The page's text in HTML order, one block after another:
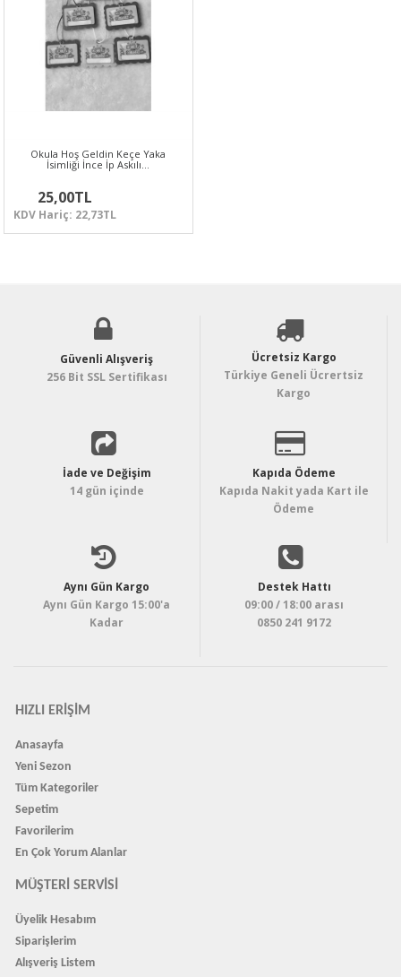
Okula Hoş Geldin Keçe Yaka
İsimliği İnce İp Askılı…
25,00TL
KDV Hariç: 22,73TL
Güvenli Alışveriş
256 Bit SSL Sertifikası
Ücretsiz Kargo
Türkiye Geneli Ücrertsiz
Kargo
İade ve Değişim
14 gün içinde
Kapıda Ödeme
Kapıda Nakit yada Kart ile
Ödeme
Aynı Gün Kargo
Aynı Gün Kargo 15:00'a
Kadar
Destek Hattı
09:00 / 18:00 arası
0850 241 9172
HIZLI ERIŞIM
Anasayfa
Yeni Sezon
Tüm Kategoriler
Sepetim
Favorilerim
En Çok Yorum Alanlar
MÜŞTERI SERVISI
Üyelik Hesabım
Siparişlerim
Alışveriş Listem